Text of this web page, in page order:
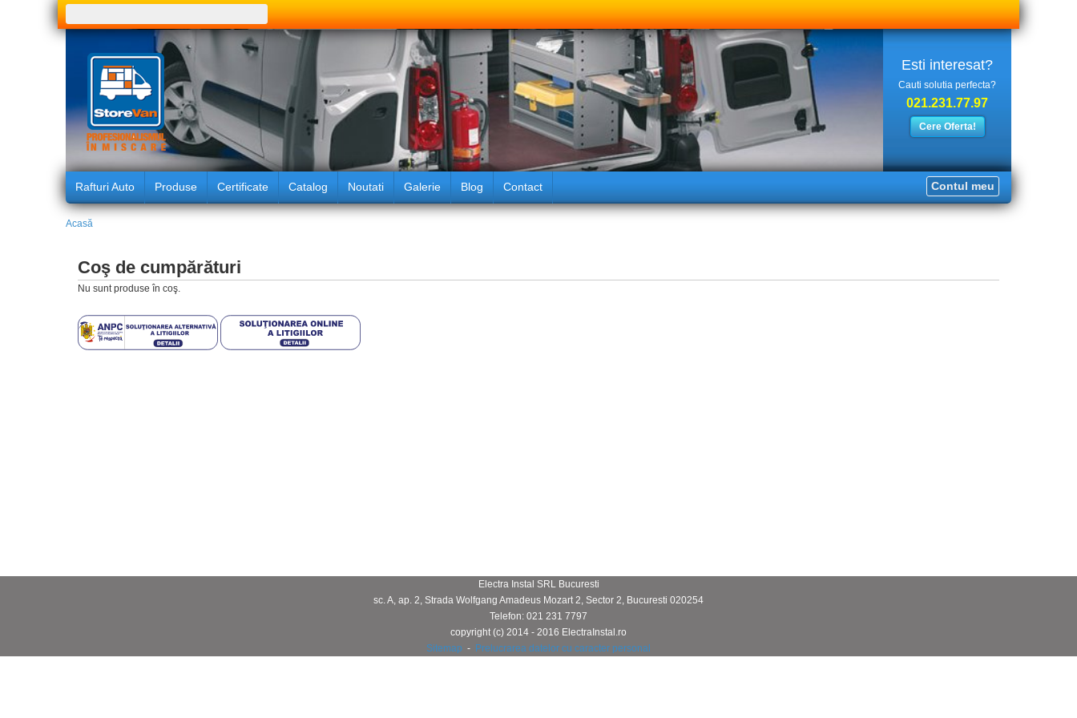
Esti interesat?
Cauti solutia perfecta?
021.231.77.97
Rafturi Auto Produse Certificate Catalog Noutati Galerie Blog Contact Contul meu
Acasă
Coş de cumpărături
Nu sunt produse în coş.
Electra Instal SRL Bucuresti
sc. A, ap. 2, Strada Wolfgang Amadeus Mozart 2, Sector 2, Bucuresti 020254
Telefon: 021 231 7797
copyright (c) 2014 - 2016 ElectraInstal.ro
Sitemap - Prelucrarea datelor cu caracter personal